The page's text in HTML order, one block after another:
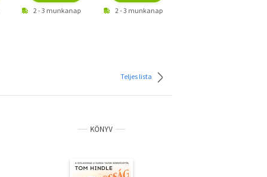
2 - 3 munkanap 2 - 3 munkanap
Teljes lista
KÖNYV